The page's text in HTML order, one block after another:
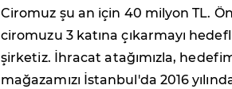
Ciromuz şu an için 40 milyon TL.
ciromuzu 3 katına çıkarmayı
şirketiz. İhracat atağımızla,
mağazamızı İstanbul'da 2016